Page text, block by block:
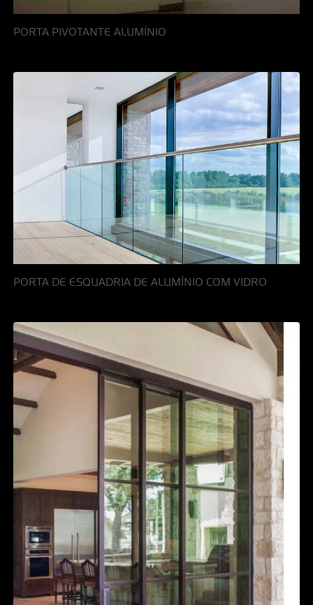
PORTA PIVOTANTE ALUMÍNIO
PORTA DE ESQUADRIA DE ALUMÍNIO COM VIDRO